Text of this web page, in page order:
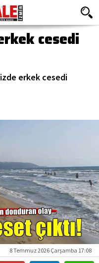
cesedi
erkek cesedi
8 Temmuz 2026 Çarşamba 17:08